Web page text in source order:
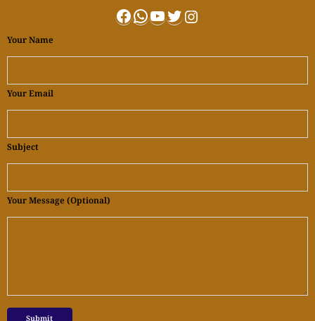
Facebook
WhatsApp
YouTube
Twitter
Instagram
Your Name
Your Email
Subject
Your Message (optional)